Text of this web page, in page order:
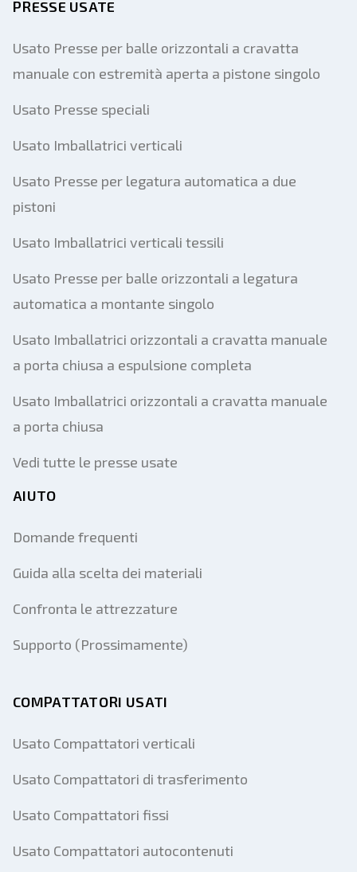
PRESSE USATE
Usato Presse per balle orizzontali a cravatta
manuale con estremità aperta a pistone singolo
Usato Presse speciali
Usato Imballatrici verticali
Usato Presse per legatura automatica a due
pistoni
Usato Imballatrici verticali tessili
Usato Presse per balle orizzontali a legatura
automatica a montante singolo
Usato Imballatrici orizzontali a cravatta manuale
a porta chiusa a espulsione completa
Usato Imballatrici orizzontali a cravatta manuale
a porta chiusa
Vedi tutte le presse usate
AIUTO
Domande frequenti
Guida alla scelta dei materiali
Confronta le attrezzature
Supporto (Prossimamente)
COMPATTATORI USATI
Usato Compattatori verticali
Usato Compattatori di trasferimento
Usato Compattatori fissi
Usato Compattatori autocontenuti